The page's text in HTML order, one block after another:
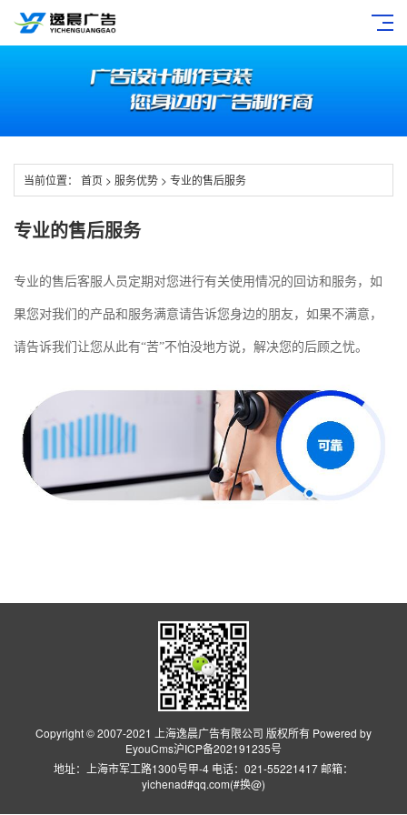
当前位置： 首页 > 服务优势 > 专业的售后服务
专业的售后服务
专业的售后客服人员定期对您进行有关使用情况的回访和服务，如
果您对我们的产品和服务满意请告诉您身边的朋友，如果不满意，
请告诉我们让您从此有“苦”不怕没地方说，解决您的后顾之忧。
Copyright © 2007-2021 上海逸晨广告有限公司 版权所有 Powered by
EyouCms沪ICP备202191235号
地址：上海市军工路1300号甲-4 电话：021-55221417 邮箱：
yichenad#qq.com(#换@)